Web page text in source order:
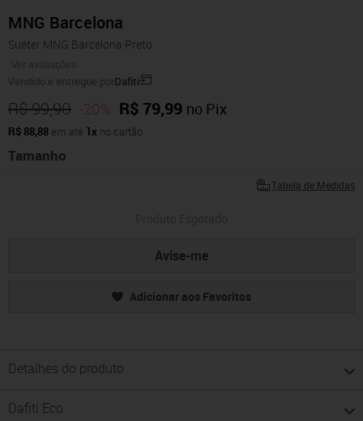
MNG Barcelona
Suéter MNG Barcelona Preto
Ver avaliações
Vendido e entregue porDafiti
R$ 99,90 -20% R$ 79,99 no Pix
R$ 88,88 em até 1x no cartão
Tamanho
Tabela de Medidas
Avise-me
Adicionar aos Favoritos
Detalhes do produto
Dafiti Eco